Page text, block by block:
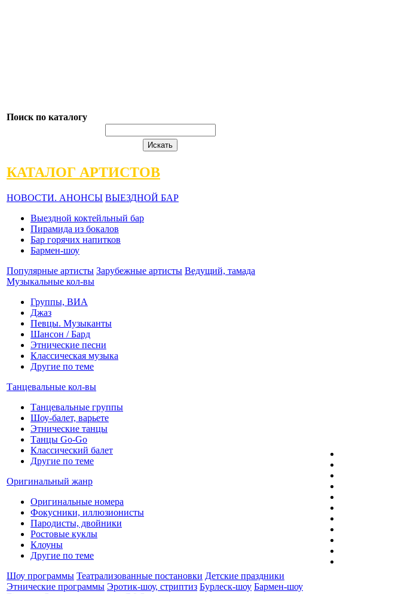
Поиск по каталогу
КАТАЛОГ АРТИСТОВ
НОВОСТИ. АНОНСЫ ВЫЕЗДНОЙ БАР
Выездной коктейльный бар
Пирамида из бокалов
Бар горячих напитков
Бармен-шоу
Популярные артисты Зарубежные артисты Ведущий, тамада
Музыкальные кол-вы
Группы, ВИА
Джаз
Певцы. Музыканты
Шансон / Бард
Этнические песни
Классическая музыка
Другие по теме
Танцевальные кол-вы
Танцевальные группы
Шоу-балет, варьете
Этнические танцы
Танцы Go-Go
Классический балет
Другие по теме
Оригинальный жанр
Оригинальные номера
Фокусники, иллюзионисты
Пародисты, двойники
Ростовые куклы
Клоуны
Другие по теме
Шоу программы Театрализованные постановки Детские праздники
Этнические программы Эротик-шоу, стриптиз Бурлеск-шоу Бармен-шоу